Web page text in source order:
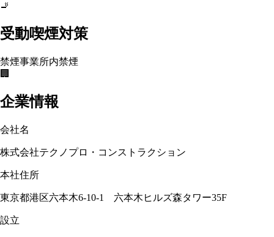
🚬
受動喫煙対策
禁煙事業所内禁煙
🏢
企業情報
会社名
株式会社テクノプロ・コンストラクション
本社住所
東京都港区六本木6-10-1 六本木ヒルズ森タワー35F
設立